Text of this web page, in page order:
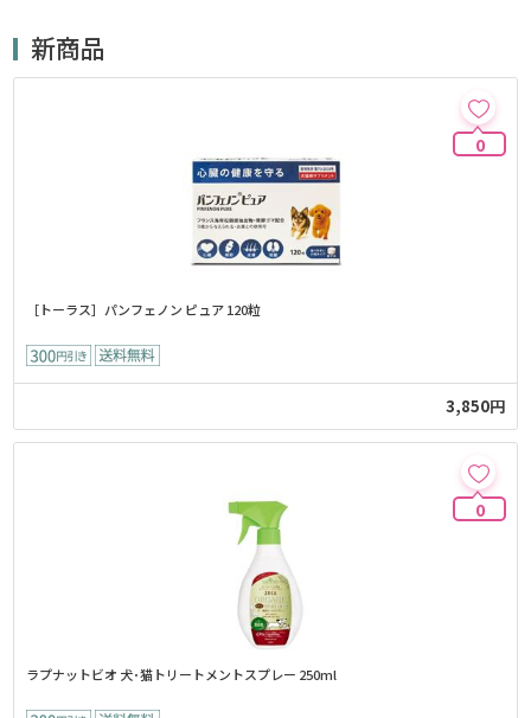
新商品
0
［トーラス］パンフェノン ピュア 120粒
3,850円
0
ラプナットビオ 犬･猫トリートメントスプレー 250ml